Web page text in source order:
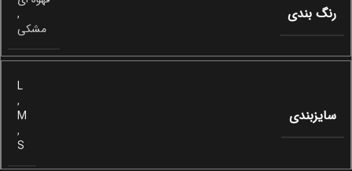
رنگ بندی
,
مشکی
سایزبندی
L
,
M
,
S